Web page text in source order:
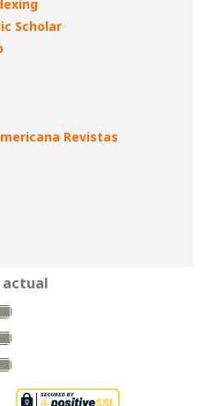
Scholar
Revistas
actual